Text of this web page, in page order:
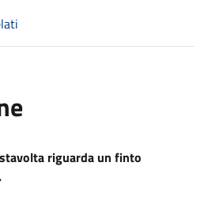
riguarda un finto